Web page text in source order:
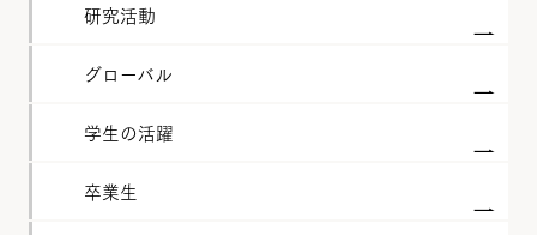
研究活動
グローバル
学生の活躍
卒業生